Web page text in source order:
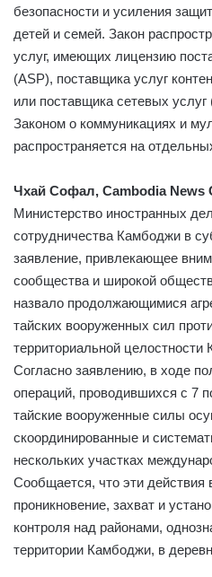
безопасности и усиления
детей и семей. Закон
услуг, имеющих лицензию
(ASP), поставщика услуг
или поставщика сетевых услуг
Законом о коммуникациях и
распространяется на
Чхай Софал, Cambodia News
Министерство иностранных
сотрудничества Камбоджи в
заявление, привлекающее
сообщества и широкой
назвало продолжающимися
тайских вооруженных сил
территориальной целостности
Согласно заявлению, в ходе
операций, проводившихся с 7
тайские вооруженные силы
скоординированные и
нескольких участках
Сообщается, что эти действия
проникновение, захват и
контроля над районами,
территории Камбоджи, в